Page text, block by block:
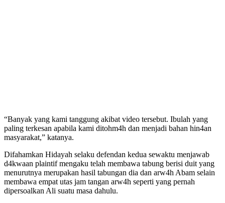
“Banyak yang kami tanggung akibat video tersebut. Ibulah yang
paling terkesan apabila kami ditohm4h dan menjadi bahan hin4an
masyarakat,” katanya.
Difahamkan Hidayah selaku defendan kedua sewaktu menjawab
d4kwaan plaintif mengaku telah membawa tabung berisi duit yang
menurutnya merupakan hasil tabungan dia dan arw4h Abam selain
membawa empat utas jam tangan arw4h seperti yang pernah
dipersoalkan Ali suatu masa dahulu.